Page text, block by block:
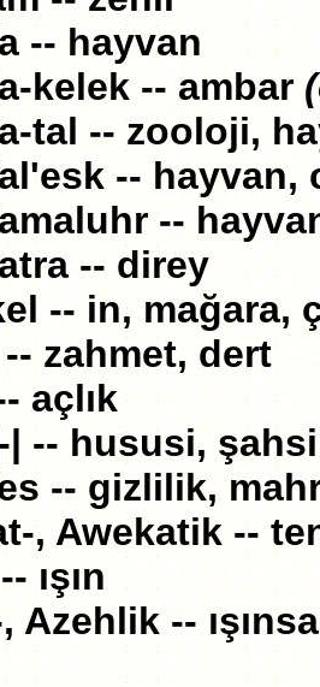
-- hayvan
kelek -- ambar
tal -- zooloji,
-- hayvan,
--
-- direy
-- in, mağara,
zahmet, dert
açlık
| -- hususi,
-- gizlilik,
, Awekatik --
ışın
Azehlik --